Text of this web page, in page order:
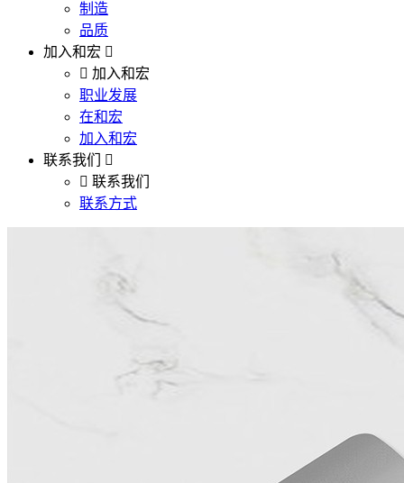
制造
品质
加入和宏
加入和宏
职业发展
在和宏
加入和宏
联系我们
联系我们
联系方式